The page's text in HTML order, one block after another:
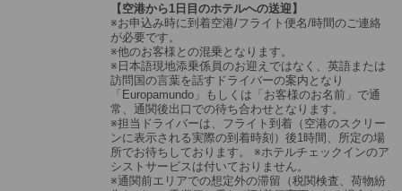
【空港から1日目のホテルへの送迎】
※お申込み時に到着空港/フライト便名/時間のご連絡
が必要です。
※他のお客様との混乗となります。
※日本語現地添乗係員のお迎えではなく、英語または
訪問国の言葉を話すドライバーの案内となり
「Europamundo」もしくは「お客様のお名前」で通
常、通関後出口での待ち合わせとなります。
※担当ドライバーは、フライト到着（空港のスクリー
ンに表示される実際の到着時刻）後1時間、所定の場
所でお待ちしております。 ※ホテルチェックインのア
シストサービスは付いておりません。
※通関前エリアでの想定外の滞留（税関検査、荷物紛